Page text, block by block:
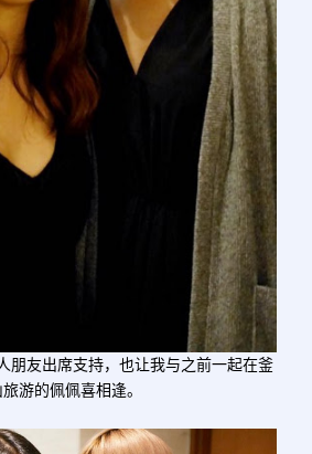
朋友出席支持，也让我与之前一起在釜
旅游的佩佩喜相逢。